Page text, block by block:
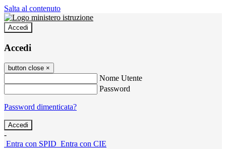
Salta al contenuto
Accedi
Accedi
button close ×
Nome Utente
Password
Password dimenticata?
-
Entra con SPID Entra con CIE